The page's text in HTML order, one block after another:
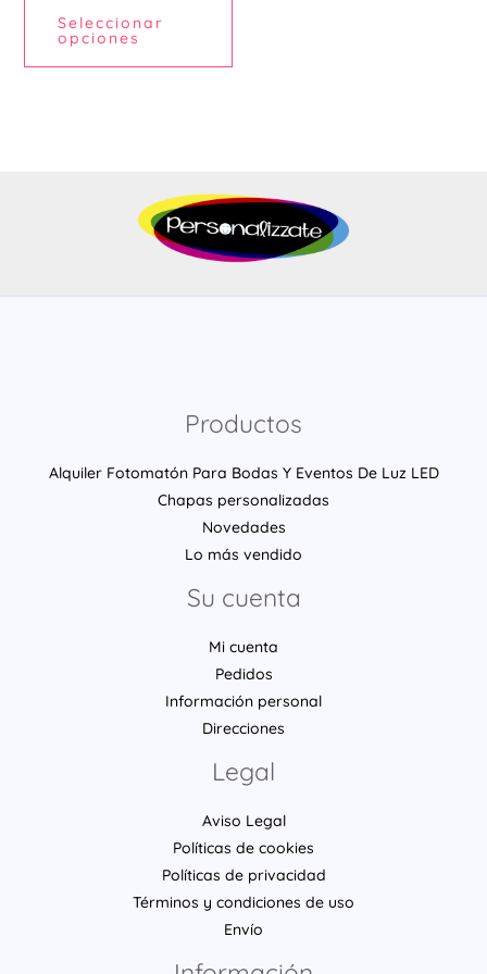
Seleccionar
opciones
Productos
Alquiler Fotomatón Para Bodas Y Eventos De Luz LED
Chapas personalizadas
Novedades
Lo más vendido
Su cuenta
Mi cuenta
Pedidos
Información personal
Direcciones
Legal
Aviso Legal
Políticas de cookies
Políticas de privacidad
Términos y condiciones de uso
Envío